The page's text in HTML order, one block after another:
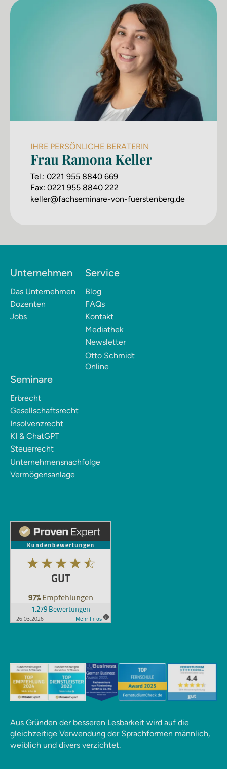
IHRE PERSÖNLICHE BERATERIN
Frau Ramona Keller
Tel.: 0221 955 8840 669
Fax: 0221 955 8840 222
keller@fachseminare-von-fuerstenberg.de
Unternehmen
Das Unternehmen
Dozenten
Jobs
Service
Blog
FAQs
Kontakt
Mediathek
Newsletter
Otto Schmidt
Online
Seminare
Erbrecht
Gesellschaftsrecht
Insolvenzrecht
KI & ChatGPT
Steuerrecht
Unternehmensnachfolge
Vermögensanlage
Aus Gründen der besseren Lesbarkeit wird auf die
gleichzeitige Verwendung der Sprachformen männlich,
weiblich und divers verzichtet.